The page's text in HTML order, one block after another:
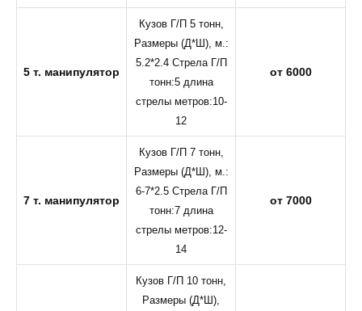
5 т. манипулятор
Кузов Г/П 5 тонн,
Размеры (Д*Ш), м.:
5.2*2.4 Стрела Г/П
тонн:5 длина
стрелы метров:10-
12
от 6000
7 т. манипулятор
Кузов Г/П 7 тонн,
Размеры (Д*Ш), м.:
6-7*2.5 Стрела Г/П
тонн:7 длина
стрелы метров:12-
14
от 7000
Кузов Г/П 10 тонн,
Размеры (Д*Ш),